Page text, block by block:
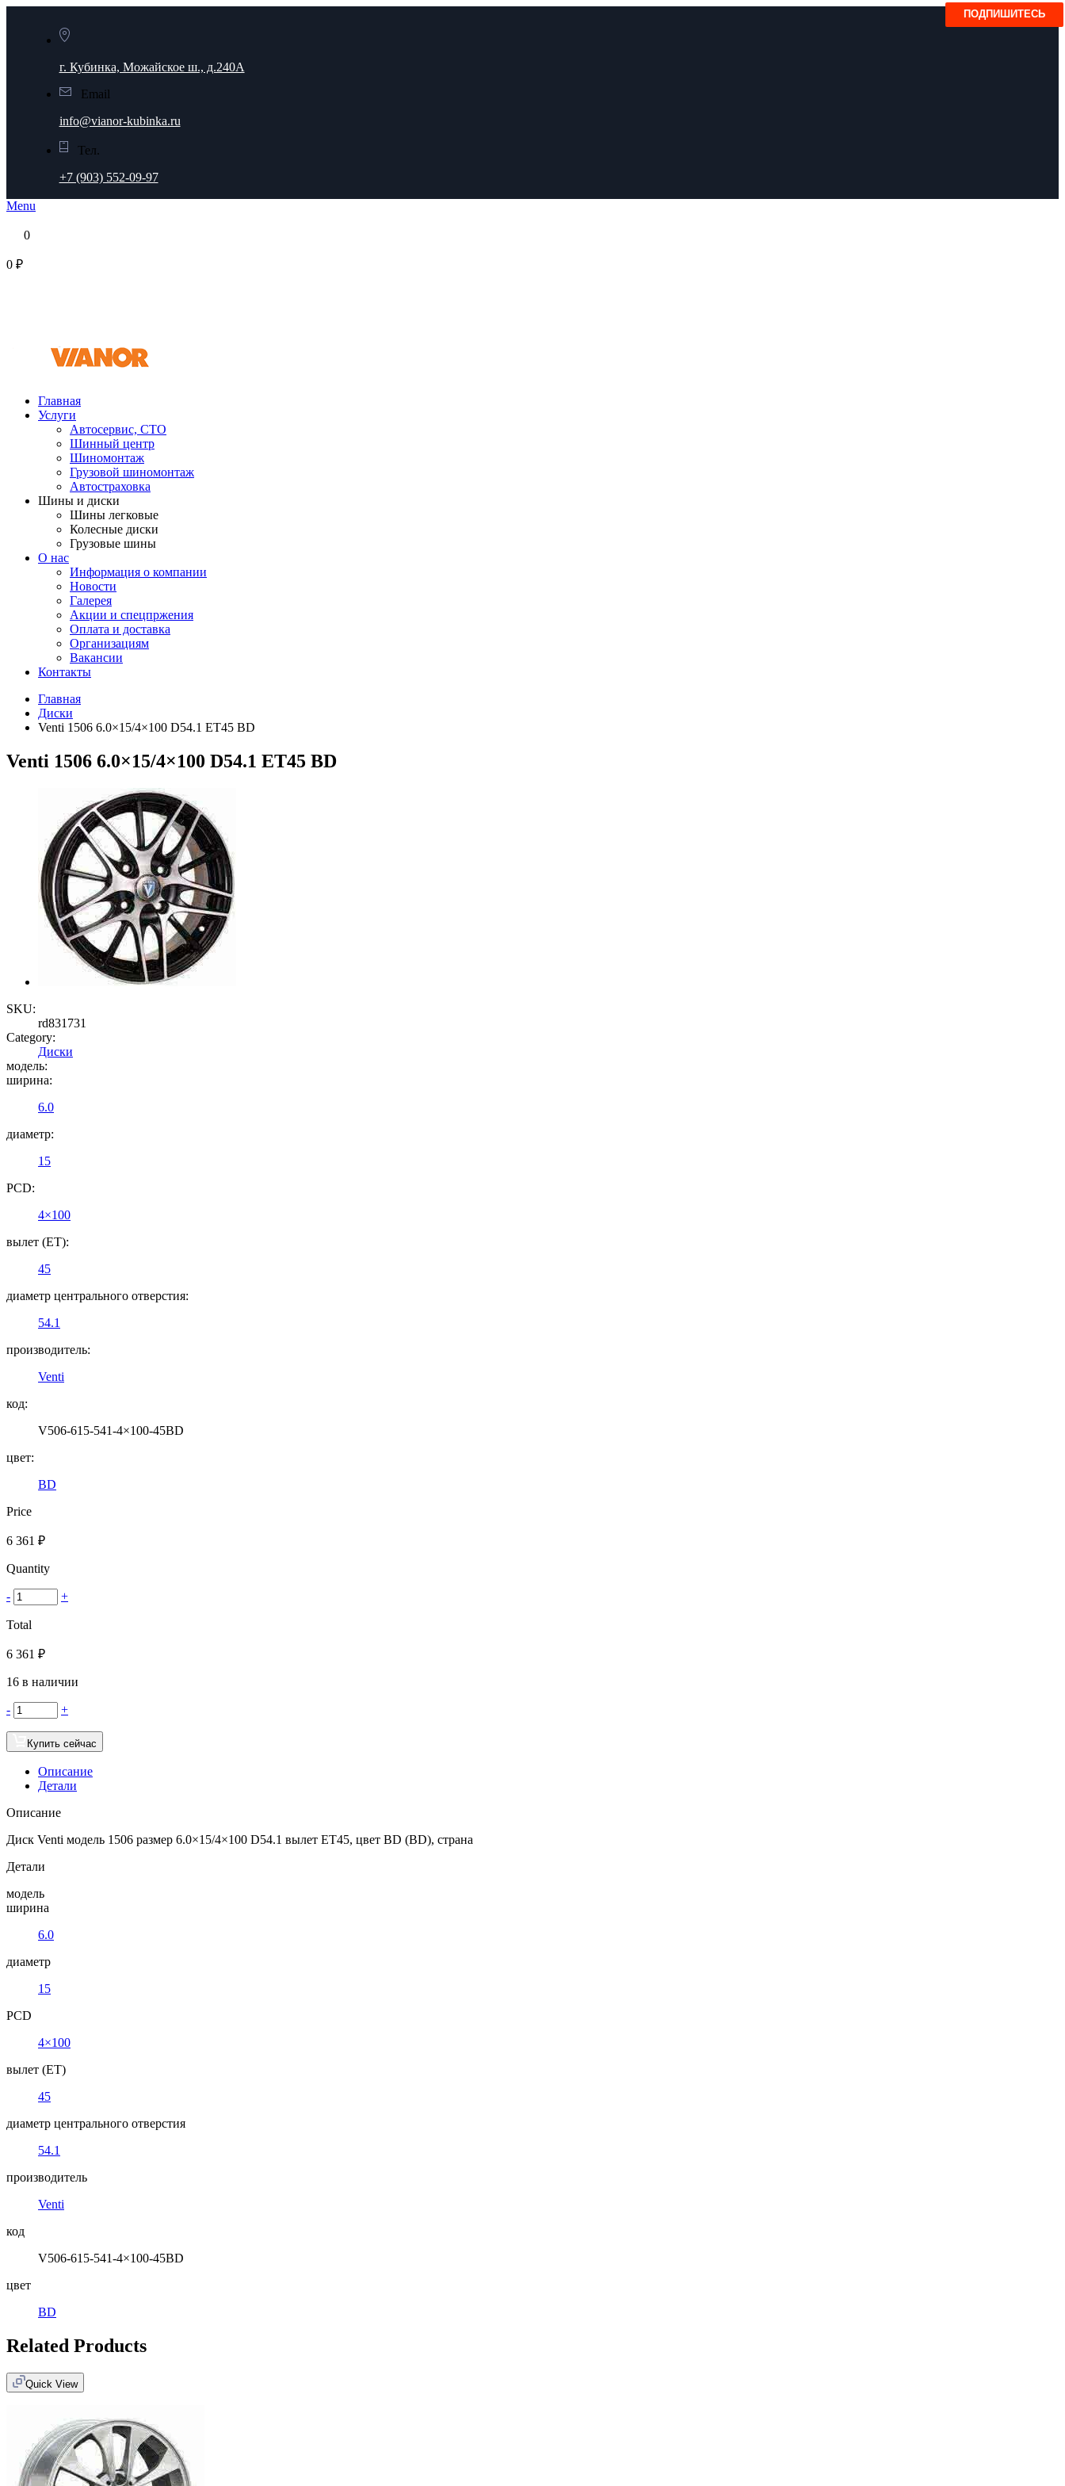
г. Кубинка, Можайское ш., д.240А
Email
info@vianor-kubinka.ru
Тел.
+7 (903) 552-09-97
Menu
0
0 ₽
Главная
Услуги
Автосервис, СТО
Шинный центр
Шиномонтаж
Грузовой шиномонтаж
Автостраховка
Шины и диски
Шины легковые
Колесные диски
Грузовые шины
О нас
Информация о компании
Новости
Галерея
Акции и спецпржения
Оплата и доставка
Организациям
Вакансии
Контакты
Главная
Диски
Venti 1506 6.0×15/4×100 D54.1 ET45 BD
Venti 1506 6.0×15/4×100 D54.1 ET45 BD
SKU:
rd831731
Category:
Диски
модель:
ширина:
6.0
диаметр:
15
PCD:
4×100
вылет (ET):
45
диаметр центрального отверстия:
54.1
производитель:
Venti
код:
V506-615-541-4×100-45BD
цвет:
BD
Price
6 361 ₽
Quantity
- +
Total
6 361 ₽
16 в наличии
- +
Купить сейчас
Описание
Детали
Описание
Диск Venti модель 1506 размер 6.0×15/4×100 D54.1 вылет ET45, цвет BD (BD), страна
Детали
модель
ширина
6.0
диаметр
15
PCD
4×100
вылет (ET)
45
диаметр центрального отверстия
54.1
производитель
Venti
код
V506-615-541-4×100-45BD
цвет
BD
Related Products
Quick View